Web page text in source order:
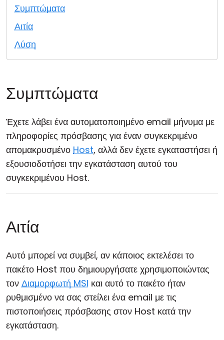
Συμπτώματα
Αιτία
Λύση
Συμπτώματα
Έχετε λάβει ένα αυτοματοποιημένο email μήνυμα με
πληροφορίες πρόσβασης για έναν συγκεκριμένο
απομακρυσμένο Host, αλλά δεν έχετε εγκαταστήσει ή
εξουσιοδοτήσει την εγκατάσταση αυτού του
συγκεκριμένου Host.
Αιτία
Αυτό μπορεί να συμβεί, αν κάποιος εκτελέσει το
πακέτο Host που δημιουργήσατε χρησιμοποιώντας
τον Διαμορφωτή MSI και αυτό το πακέτο ήταν
ρυθμισμένο να σας στείλει ένα email με τις
πιστοποιήσεις πρόσβασης στον Host κατά την
εγκατάσταση.
Cloud & Τοπική Εγκατάσταση